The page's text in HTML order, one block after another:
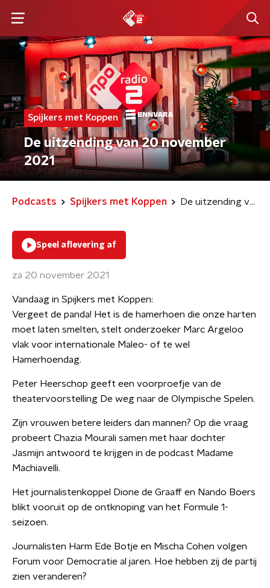
Spijkers met Koppen
De uitzending van 20 november
2021
Podcasts Spijkers met Koppen De uitzending van 20 november 2021
Speel aflevering af
za 20 november 2021
Vandaag in Spijkers met Koppen:
Vergeet de panda! Het is de hamerhoen die onze harten
moet laten smelten, stelt onderzoeker Marc Argeloo
vlak voor internationale Maleo- of te wel
Hamerhoendag.
Peter Heerschop geeft een voorproefje van de
theatervoorstelling De weg naar de Olympische Spelen.
Zijn vrouwen betere leiders dan mannen? Op die vraag
probeert Chazia Mourali samen met haar dochter
Jasmijn antwoord te krijgen in de podcast Madame
Machiavelli.
Het journalistenkoppel Dione de Graaff en Nando Boers
blikt vooruit op de ontknoping van het Formule 1-
seizoen.
Journalisten Harm Ede Botje en Mischa Cohen volgen
Forum voor Democratie al jaren. Hoe hebben zij de partij
zien veranderen?